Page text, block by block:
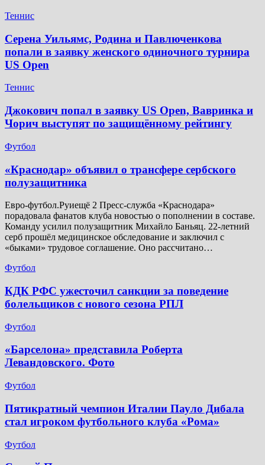
Теннис
Серена Уильямс, Родина и Павлюченкова
попали в заявку женского одиночного турнира
US Open
Теннис
Джокович попал в заявку US Open, Вавринка и
Чорич выступят по защищённому рейтингу
Футбол
​«Краснодар» объявил о трансфере сербского
полузащитника
Евро-футбол.Руиещё 2 Пресс-служба «Краснодара»
порадовала фанатов клуба новостью о пополнении в составе.
Команду усилил полузащитник Михайло Баньяц. 22-летний
серб прошёл медицинское обследование и заключил с
«быками» трудовое соглашение. Оно рассчитано…
Футбол
КДК РФС ужесточил санкции за поведение
болельщиков с нового сезона РПЛ
Футбол
«Барселона» представила Роберта
Левандовского. Фото
Футбол
Пятикратный чемпион Италии Пауло Дибала
стал игроком футбольного клуба «Рома»
Футбол